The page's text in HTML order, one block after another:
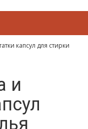
капсул для стирки
и